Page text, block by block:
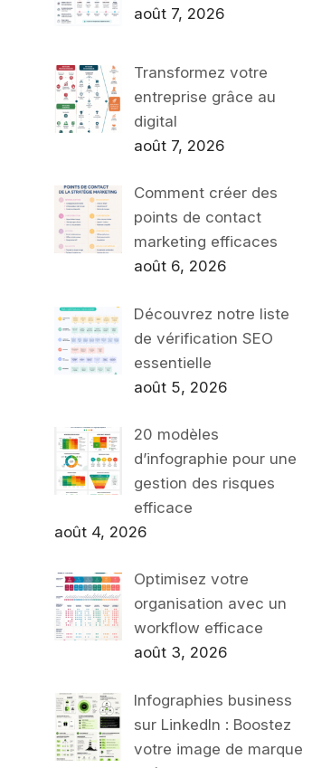
août 7, 2026
Transformez votre
entreprise grâce au
digital
août 7, 2026
Comment créer des
points de contact
marketing efficaces
août 6, 2026
Découvrez notre liste
de vérification SEO
essentielle
août 5, 2026
20 modèles
d’infographie pour une
gestion des risques
efficace
août 4, 2026
Optimisez votre
organisation avec un
workflow efficace
août 3, 2026
Infographies business
sur LinkedIn : Boostez
votre image de marque